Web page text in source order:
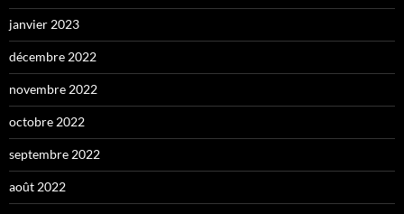
janvier 2023
décembre 2022
novembre 2022
octobre 2022
septembre 2022
août 2022